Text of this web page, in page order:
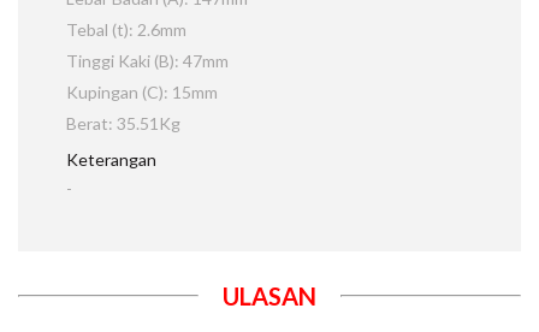
Tebal (t): 2.6mm
Tinggi Kaki (B): 47mm
Kupingan (C): 15mm
Berat: 35.51Kg
Keterangan
-
ULASAN